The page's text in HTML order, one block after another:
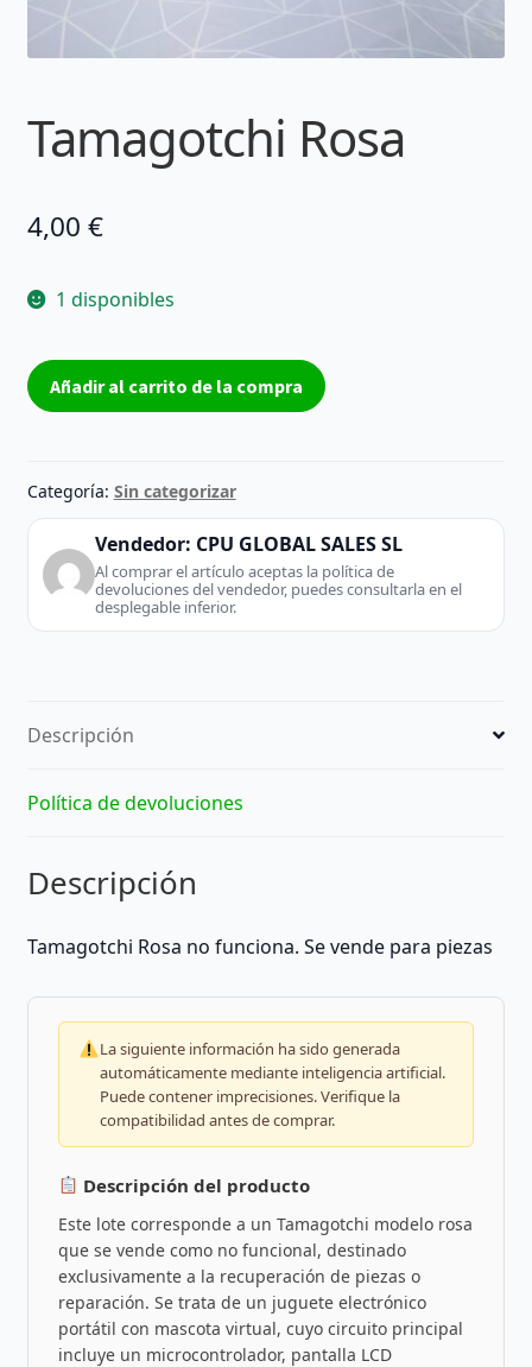
Tamagotchi Rosa
4,00 €
1 disponibles
Tamagotchi
Rosa
Añadir al carrito de la compra
Categoría: Sin categorizar
Vendedor: CPU GLOBAL SALES SL
Al comprar el artículo aceptas la política de
devoluciones del vendedor, puedes consultarla en el
desplegable inferior.
Descripción
Política de devoluciones
Descripción
Tamagotchi Rosa no funciona. Se vende para piezas
La siguiente información ha sido generada
automáticamente mediante inteligencia artificial.
Puede contener imprecisiones. Verifique la
compatibilidad antes de comprar.
Descripción del producto
Este lote corresponde a un Tamagotchi modelo rosa
que se vende como no funcional, destinado
exclusivamente a la recuperación de piezas o
reparación. Se trata de un juguete electrónico
portátil con mascota virtual, cuyo circuito principal
incluye un microcontrolador, pantalla LCD